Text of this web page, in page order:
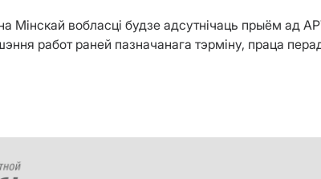
Мінскай вобласці будзе адсутнічаць прыём ад
работ раней пазначанага тэрміну, праца